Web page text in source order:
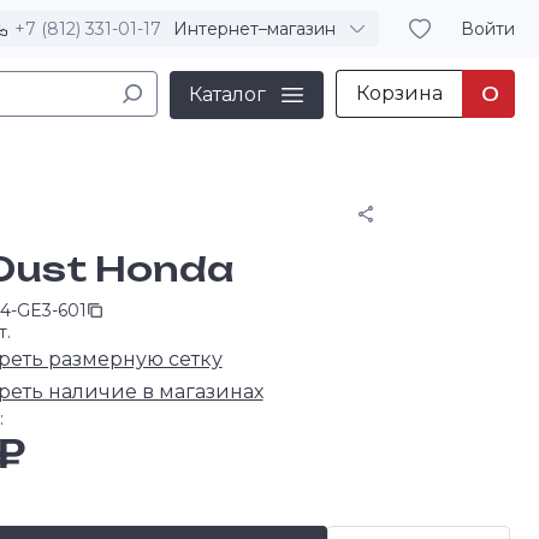
+7 (812) 331-01-17 Интернет–магазин Войти
Каталог Корзина 0
Honda
GE3-601
размерную сетку
наличие в магазинах